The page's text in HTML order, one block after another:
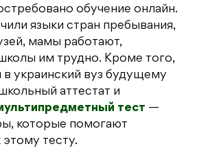
обучение онлайн.
языки стран пребывания,
мамы работают,
им трудно. Кроме того,
в украинский вуз будущему
аттестат и
тест —
которые помогают
этому тесту.